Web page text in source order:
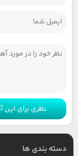
نظری برای این
دسته بندی ها